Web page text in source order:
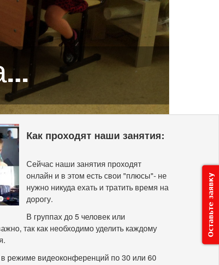
Как проходят наши занятия:
Сейчас наши занятия проходят
онлайн и в этом есть свои "плюсы"- не
нужно никуда ехать и тратить время на
дорогу.
В группах до 5 человек или
так как необходимо уделить каждому
режиме видеоконференций по 30 или 60
Оставьте заявку